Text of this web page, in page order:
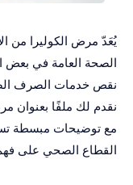
يُعَدّ مرض الكوليرا من
الصحة العامة في بعض
نقص خدمات الصرف
مع توضيحات مبسطة
القطاع الصحي على